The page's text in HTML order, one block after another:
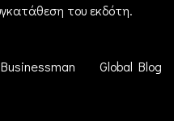
του εκδότη.
Businessman Global Blog